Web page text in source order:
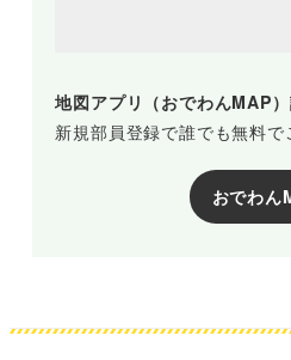
地図アプリ（おでわんMAP
新規部員登録で誰でも無料
おでわん